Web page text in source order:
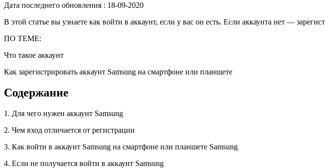
Дата последнего обновления : 18-09-2020
В этой статье вы узнаете как войти в аккаунт, если у вас он есть. Если аккаунта нет —
ПО ТЕМЕ:
Что такое аккаунт
Как зарегистрировать аккаунт Samsung на смартфоне или планшете
Содержание
1. Для чего нужен аккаунт Samsung
2. Чем вход отличается от регистрации
3. Как войти в аккаунт Samsung на смартфоне или планшете Samsung
4. Если не получается войти в аккаунт Samsung